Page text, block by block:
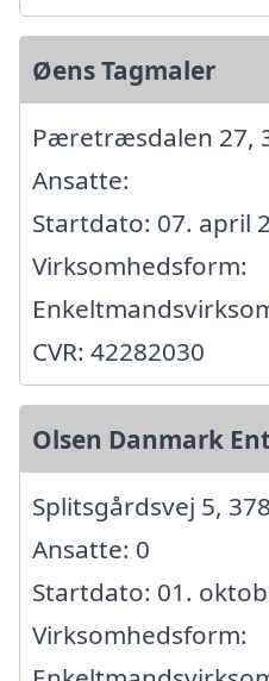
Øens Tagmaler
Pæretræsdalen 27,
Ansatte:
Startdato: 07. april
Virksomhedsform:
CVR: 42282030
Olsen Danmark
Splitsgårdsvej 5,
Ansatte: 0
Startdato: 01.
Virksomhedsform: